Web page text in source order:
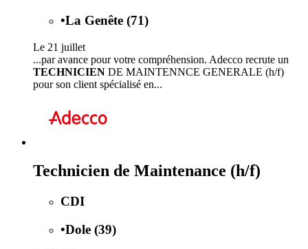
•La Genête (71)
Le 21 juillet
...par avance pour votre compréhension. Adecco recrute un
TECHNICIEN DE MAINTENNCE GENERALE (h/f)
pour son client spécialisé en...
Technicien de Maintenance (h/f)
CDI
•Dole (39)